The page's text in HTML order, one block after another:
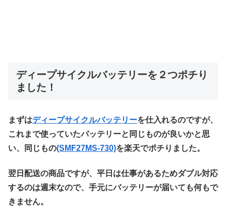
ディープサイクルバッテリーを２つポチり
ました！
まずはディープサイクルバッテリーを仕入れるのですが、
これまで使っていたバッテリーと同じものが良いかと思
い、同じもの(SMF27MS-730)を楽天でポチりました。
翌日配送の商品ですが、平日は仕事があるためダブル対応
するのは週末なので、手元にバッテリーが届いても何もで
きません。